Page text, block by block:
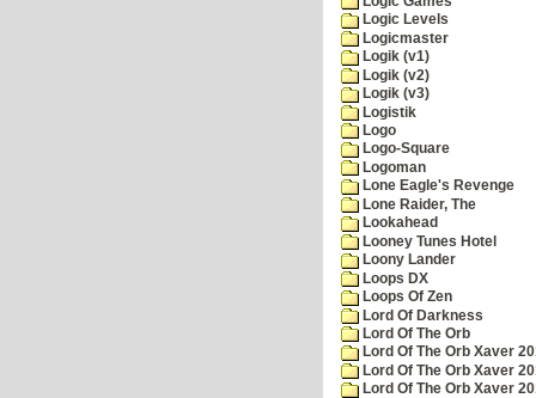
Logic Levels
Logicmaster
Logik (v1)
Logik (v2)
Logik (v3)
Logistik
Logo
Logo-Square
Logoman
Lone Eagle's Revenge
Lone Raider, The
Lookahead
Looney Tunes Hotel
Loony Lander
Loops DX
Loops Of Zen
Lord Of Darkness
Lord Of The Orb
Lord Of The Orb Xaver
Lord Of The Orb Xaver
Lord Of The Orb Xaver